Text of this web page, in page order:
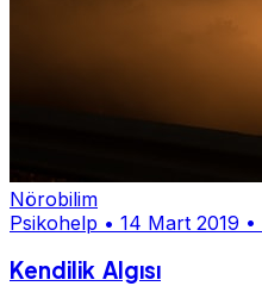
Nörobilim
Psikohelp • 14 Mart 2019 •
Kendilik Algısı